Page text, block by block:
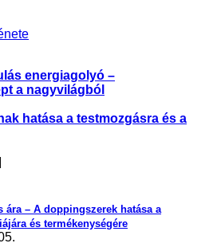
energiagolyó –
a nagyvilágból
hatása a testmozgásra és a
– A doppingszerek hatása a
és termékenységére